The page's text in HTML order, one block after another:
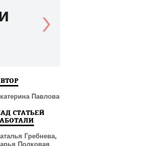
Павлова
СТАТЬЕЙ
Гребнева,
Полковая